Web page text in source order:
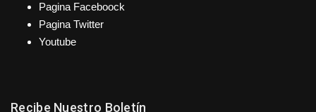
Pagina Faceboock
Pagina Twitter
Youtube
Recibe Nuestro Boletín